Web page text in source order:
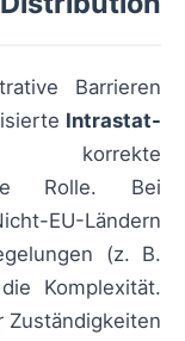
Barrieren
Intrastat-
Rolle. Bei
EU-Ländern
(z. B.
Komplexität.
Zuständigkeiten